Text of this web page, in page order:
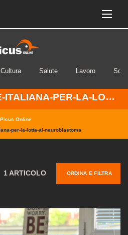
Cultura Salute Lavoro
LA-LOTTA-AL-NEUROBLASTOMA
Picus Online
per-la-lotta-al-neuroblastoma
1 ARTICOLO ORDINA E FILTRA